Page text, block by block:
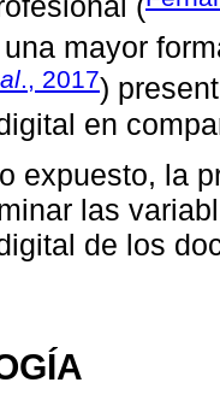
mayor
., 2017)
en
expuesto, la
las
de los